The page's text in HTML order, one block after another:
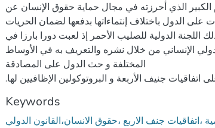
الكبير الذي أحرزته في مجال حماية حقوق الإنسان عن
الدول باختلاف إنتماءاتها بدفعها لضمان الحريات
اللجنة الدولية للصليب الأحمر إذ لعبت دورا بارزا في
الإنساني من خلال نشره والتعريف به في الأوساط
المختلفة و حث الدول على المصادقة
اتفاقيات جنيف الأربعة و البروتوكولين الإظافيين لها
Keywords
،اتفاقيات جنف الاربع ،حقوق الانسان،القانون الدولي